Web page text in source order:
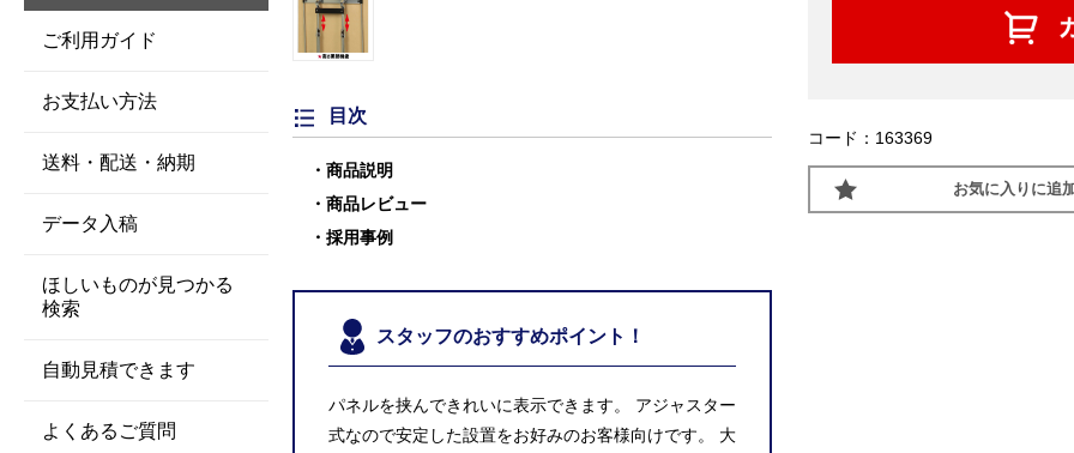
目次
商品説明
商品レビュー
採用事例
スタッフのおすすめポイント！
パネルを挟んできれいに表示できます。 アジャスター
式なので安定した設置をお好みのお客様向けです。 大
コード：163369
お気に入りに追
ご利用ガイド
お支払い方法
送料・配送・納期
データ入稿
ほしいものが見つかる
検索
自動見積できます
よくあるご質問